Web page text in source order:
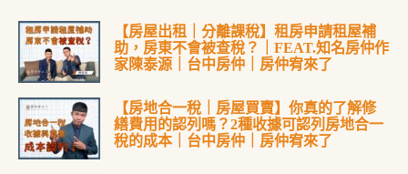
【房屋出租｜分離課稅】租房申請租屋補
助，房東不會被查稅？｜FEAT.知名房仲作
家陳泰源｜台中房仲｜房仲宥來了
【房地合一稅｜房屋買賣】你真的了解修
繕費用的認列嗎？2種收據可認列房地合一
稅的成本｜台中房仲｜房仲宥來了